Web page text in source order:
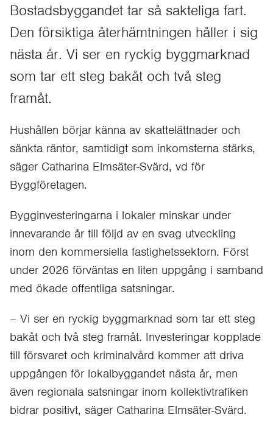
Bostadsbyggandet tar så sakteliga fart.
Den försiktiga återhämtningen håller i sig
nästa år. Vi ser en ryckig byggmarknad
som tar ett steg bakåt och två steg
framåt.
Hushållen börjar känna av skattelättnader och
sänkta räntor, samtidigt som inkomsterna stärks,
säger Catharina Elmsäter-Svärd, vd för
Byggföretagen.
Bygginvesteringarna i lokaler minskar under
innevarande år till följd av en svag utveckling
inom den kommersiella fastighetssektorn. Först
under 2026 förväntas en liten uppgång i samband
med ökade offentliga satsningar.
– Vi ser en ryckig byggmarknad som tar ett steg
bakåt och två steg framåt. Investeringar kopplade
till försvaret och kriminalvård kommer att driva
uppgången för lokalbyggandet nästa år, men
även regionala satsningar inom kollektivtrafiken
bidrar positivt, säger Catharina Elmsäter-Svärd.